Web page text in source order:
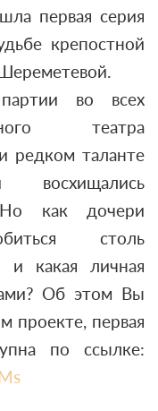
первая серия
крепостной
во всех
театра
редком таланте
как дочери
столь
и какая личная
Об этом Вы
проекте, первая
по ссылке: